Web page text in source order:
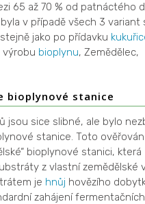
65 až 70 % od patnáctého
byla v případě všech 3 variant
jako po přídavku
výrobu bioplynu, Zemědělec,
bioplynové stanice
jsou sice slibné, ale bylo
stanice. Toto
bioplynové stanici, která
z vlastní zemědělské
je hnůj hovězího
zahájení fermentačních